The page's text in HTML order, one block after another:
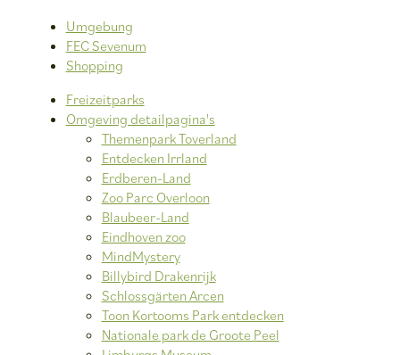
Umgebung
FEC Sevenum
Shopping
Freizeitparks
Omgeving detailpagina's
Themenpark Toverland
Entdecken Irrland
Erdberen-Land
Zoo Parc Overloon
Blaubeer-Land
Eindhoven zoo
MindMystery
Billybird Drakenrijk
Schlossgärten Arcen
Toon Kortooms Park entdecken
Nationale park de Groote Peel